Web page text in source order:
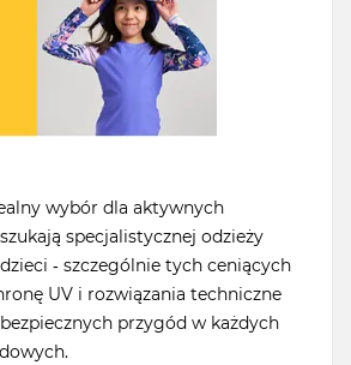
wybór dla aktywnych
specjalistycznej odzieży
- szczególnie tych ceniących
UV i rozwiązania techniczne
przygód w każdych